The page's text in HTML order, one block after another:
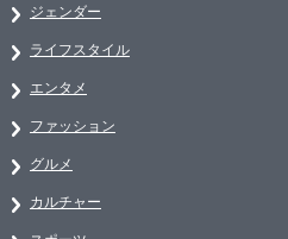
ジェンダー
ライフスタイル
エンタメ
ファッション
グルメ
カルチャー